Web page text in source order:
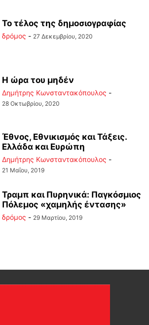
To τέλος της δημοσιογραφίας
δρόμος - 27 Δεκεμβρίου, 2020
Η ώρα του μηδέν
Δημήτρης Κωνσταντακόπουλος -
28 Οκτωβρίου, 2020
Έθνος, Εθνικισμός και Τάξεις.
Ελλάδα και Ευρώπη
Δημήτρης Κωνσταντακόπουλος -
21 Μαΐου, 2019
Τραμπ και Πυρηνικά: Παγκόσμιος
Πόλεμος «χαμηλής έντασης»
δρόμος - 29 Μαρτίου, 2019